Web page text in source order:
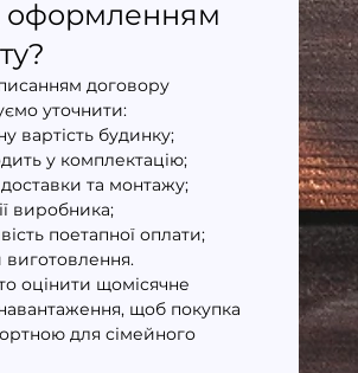
оформленням
договору
уточнити:
вартість будинку;
у комплектацію;
та монтажу;
виробника;
поетапної оплати;
виготовлення.
оцінити щомісячне
щоб покупка
для сімейного